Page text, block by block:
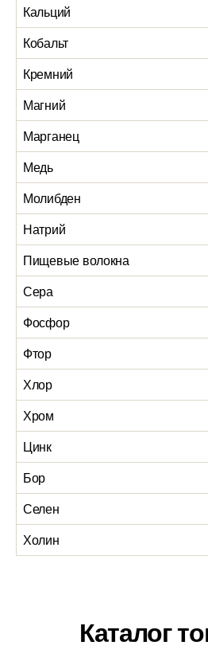
Кальций
Кобальт
Кремний
Магний
Марганец
Медь
Молибден
Натрий
Пищевые волокна
Сера
Фосфор
Фтор
Хлор
Хром
Цинк
Бор
Селен
Холин
Каталог